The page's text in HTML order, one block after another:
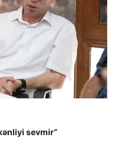
sevmir”